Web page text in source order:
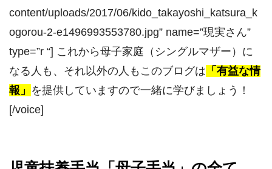
content/uploads/2017/06/kido_takayoshi_katsura_k
ogorou-2-e1496993553780.jpg” name=”現実さん”
type=”r “] これから母子家庭（シングルマザー）に
なる人も、それ以外の人もこのブログは 「有益な情
報」 を提供していますので一緒に学びましょう！
[/voice]